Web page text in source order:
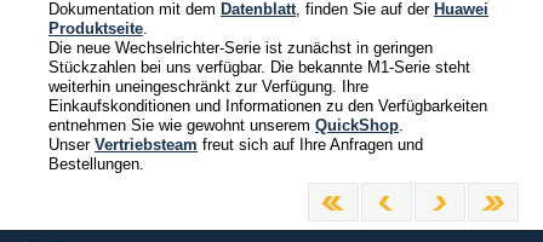
Dokumentation mit dem Datenblatt, finden Sie auf der Huawei
Produktseite.
Die neue Wechselrichter-Serie ist zunächst in geringen
Stückzahlen bei uns verfügbar. Die bekannte M1-Serie steht
weiterhin uneingeschränkt zur Verfügung. Ihre
Einkaufskonditionen und Informationen zu den Verfügbarkeiten
entnehmen Sie wie gewohnt unserem QuickShop.
Unser Vertriebsteam freut sich auf Ihre Anfragen und
Bestellungen.